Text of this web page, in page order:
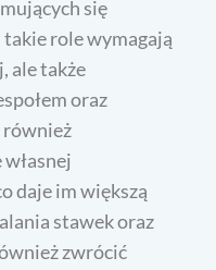
się
role wymagają
ale także
oraz
również
daje im większą
stawek oraz
zwrócić